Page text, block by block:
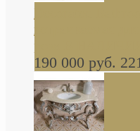
Decorated
встраиваемая
роза В НАЛИЧИИ
190 000 руб.